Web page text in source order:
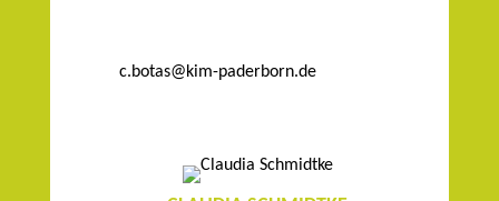
c.botas@kim-paderborn.de